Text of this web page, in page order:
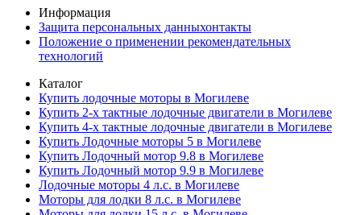
Информация
Защита персональных данныхонтакты
Положение о применении рекомендательных
технологий
Каталог
Купить лодочные моторы в Могилеве
Купить 2-х тактные лодочные двигатели в Могилеве
Купить 4-х тактные лодочные двигатели в Могилеве
Купить Лодочные моторы 5 в Могилеве
Купить Лодочный мотор 9.8 в Могилеве
Купить Лодочный мотор 9.9 в Могилеве
Лодочные моторы 4 л.с. в Могилеве
Моторы для лодки 8 л.с. в Могилеве